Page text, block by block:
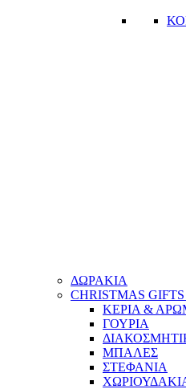
ΔΩΡΑΚΙΑ
CHRISTMAS GIFTS
ΚΕΡΙΑ &
ΓΟΥΡΙΑ
ΜΠΑΛΕΣ
ΣΤΕΦΑΝΙΑ